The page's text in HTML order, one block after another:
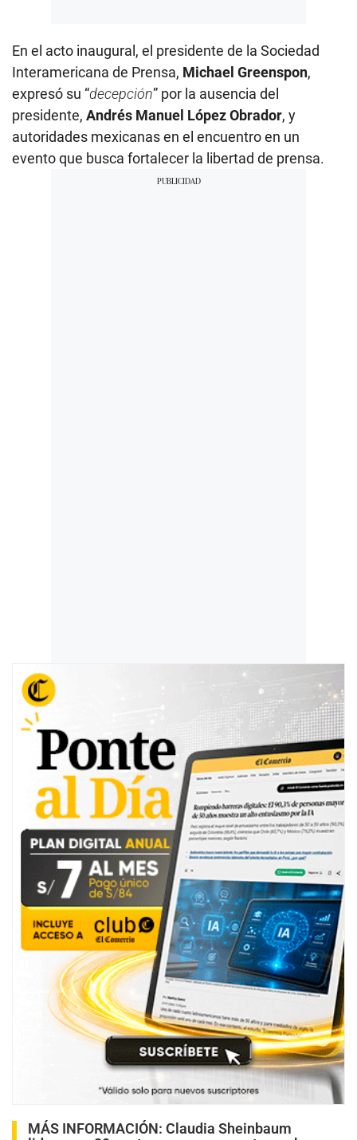
En el acto inaugural, el presidente de la Sociedad
Interamericana de Prensa, Michael Greenspon,
expresó su “decepción” por la ausencia del
presidente, Andrés Manuel López Obrador, y
autoridades mexicanas en el encuentro en un
evento que busca fortalecer la libertad de prensa.
MÁS INFORMACIÓN: Claudia Sheinbaum